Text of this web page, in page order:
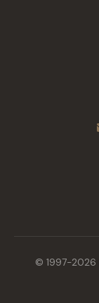
© 1997-2026